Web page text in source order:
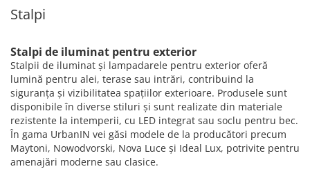
Iluminat tehnic/ Spoturi
Veioze
Aplice
Lampadare
Corpuri de iluminat LED
Stalpi
Incastrabil
Accesorii LVM
Lumini LED LVM
Sine magnetice slim RADITY
Lumini LED RADITY
Accesorii RADITY
Seturi si coloane de dus
Baterii bucatarie
Stalpi
Stalpi de iluminat pentru exterior
Stalpii de iluminat și lampadarele pentru exterior oferă
lumină pentru alei, terase sau intrări, contribuind la
siguranța și vizibilitatea spațiilor exterioare. Produsele sunt
disponibile în diverse stiluri și sunt realizate din materiale
rezistente la intemperii, cu LED integrat sau soclu pentru bec.
În gama UrbanIN vei găsi modele de la producători precum
Maytoni, Nowodvorski, Nova Luce și Ideal Lux, potrivite pentru
amenajări moderne sau clasice.